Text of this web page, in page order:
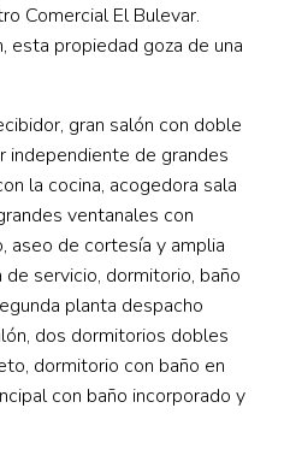
Comercial El Bulevar.
propiedad goza de una
gran salón con doble
independiente de grandes
la cocina, acogedora sala
ventanales con
aseo de cortesía y amplia
servicio, dormitorio, baño
planta despacho
dos dormitorios dobles
dormitorio con baño en
con baño incorporado y